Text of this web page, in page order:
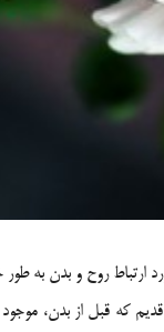
ارتباط روح و بدن به
که قبل از بدن،